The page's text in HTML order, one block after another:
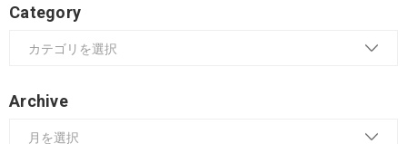
Category
Archive